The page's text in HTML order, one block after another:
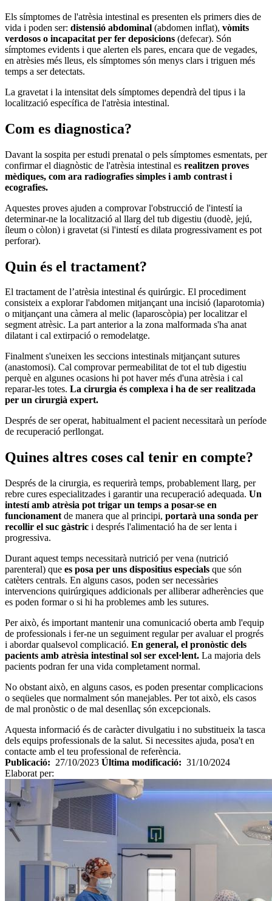
Els símptomes de l'atrèsia intestinal es presenten els primers dies de
vida i poden ser: distensió abdominal (abdomen inflat), vòmits
verdosos o incapacitat per fer deposicions (defecar). Són
símptomes evidents i que alerten els pares, encara que de vegades,
en atrèsies més lleus, els símptomes són menys clars i triguen més
temps a ser detectats.
La gravetat i la intensitat dels símptomes dependrà del tipus i la
localització específica de l'atrèsia intestinal.
Com es diagnostica?
Davant la sospita per estudi prenatal o pels símptomes esmentats, per
confirmar el diagnòstic de l'atrèsia intestinal es realitzen proves
mèdiques, com ara radiografies simples i amb contrast i
ecografies.
Aquestes proves ajuden a comprovar l'obstrucció de l'intestí ia
determinar-ne la localització al llarg del tub digestiu (duodè, jejú,
íleum o còlon) i gravetat (si l'intestí es dilata progressivament es pot
perforar).
Quin és el tractament?
El tractament de l’atrèsia intestinal és quirúrgic. El procediment
consisteix a explorar l'abdomen mitjançant una incisió (laparotomia)
o mitjançant una càmera al melic (laparoscòpia) per localitzar el
segment atrèsic. La part anterior a la zona malformada s'ha anat
dilatant i cal extirpació o remodelatge.
Finalment s'uneixen les seccions intestinals mitjançant sutures
(anastomosi). Cal comprovar permeabilitat de tot el tub digestiu
perquè en algunes ocasions hi pot haver més d'una atrèsia i cal
reparar-les totes. La cirurgia és complexa i ha de ser realitzada
per un cirurgià expert.
Després de ser operat, habitualment el pacient necessitarà un període
de recuperació perllongat.
Quines altres coses cal tenir en compte?
Després de la cirurgia, es requerirà temps, probablement llarg, per
rebre cures especialitzades i garantir una recuperació adequada. Un
intestí amb atrèsia pot trigar un temps a posar-se en
funcionament de manera que al principi, portarà una sonda per
recollir el suc gàstric i després l'alimentació ha de ser lenta i
progressiva.
Durant aquest temps necessitarà nutrició per vena (nutrició
parenteral) que es posa per uns dispositius especials que són
catèters centrals. En alguns casos, poden ser necessàries
intervencions quirúrgiques addicionals per alliberar adherències que
es poden formar o si hi ha problemes amb les sutures.
Per això, és important mantenir una comunicació oberta amb l'equip
de professionals i fer-ne un seguiment regular per avaluar el progrés
i abordar qualsevol complicació. En general, el pronòstic dels
pacients amb atrèsia intestinal sol ser excel·lent. La majoria dels
pacients podran fer una vida completament normal.
No obstant això, en alguns casos, es poden presentar complicacions
o seqüeles que normalment són manejables. Per tot això, els casos
de mal pronòstic o de mal desenllaç són excepcionals.
Aquesta informació és de caràcter divulgatiu i no substitueix la tasca
dels equips professionals de la salut. Si necessites ajuda, posa't en
contacte amb el teu professional de referència.
Publicació: 27/10/2023 Última modificació: 31/10/2024
Elaborat per: